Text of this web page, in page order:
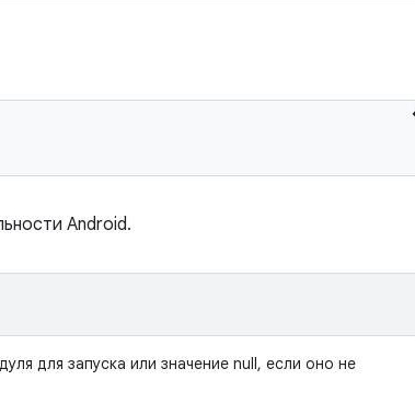
Android.
для запуска или значение null, если оно не